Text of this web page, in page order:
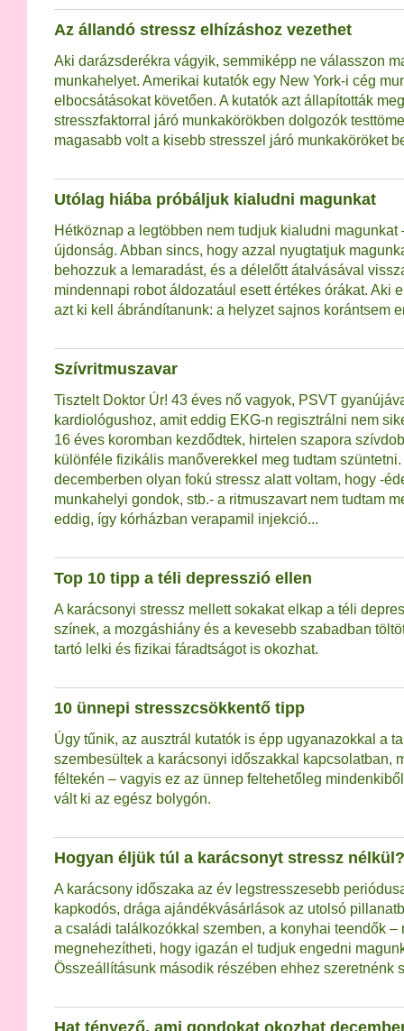
Az állandó stressz elhízáshoz vezethet
Aki darázsderékra vágyik, semmiképp ne válasszon
munkahelyet. Amerikai kutatók egy New York-i cég
elbocsátásokat követően. A kutatók azt állapították
stresszfaktorral járó munkakörökben dolgozók
magasabb volt a kisebb stresszel járó munkaköröket
Utólag hiába próbáljuk kialudni magunkat
Hétköznap a legtöbben nem tudjuk kialudni magunkat
újdonság. Abban sincs, hogy azzal nyugtatjuk
behozzuk a lemaradást, és a délelőtt átalvásával
mindennapi robot áldozatául esett értékes órákat. Aki
azt ki kell ábrándítanunk: a helyzet sajnos korántsem
Szívritmuszavar
Tisztelt Doktor Úr! 43 éves nő vagyok, PSVT
kardiológushoz, amit eddig EKG-n regisztrálni nem
16 éves koromban kezdődtek, hirtelen szapora
különféle fizikális manőverekkel meg tudtam
decemberben olyan fokú stressz alatt voltam, hogy -
munkahelyi gondok, stb.- a ritmuszavart nem tudtam
eddig, így kórházban verapamil injekció...
Top 10 tipp a téli depresszió ellen
A karácsonyi stressz mellett sokakat elkap a téli
színek, a mozgáshiány és a kevesebb szabadban
tartó lelki és fizikai fáradtságot is okozhat.
10 ünnepi stresszcsökkentő tipp
Úgy tűnik, az ausztrál kutatók is épp ugyanazokkal a
szembesültek a karácsonyi időszakkal kapcsolatban,
féltekén – vagyis ez az ünnep feltehetőleg
vált ki az egész bolygón.
Hogyan éljük túl a karácsonyt stressz nélkül?
A karácsony időszaka az év legstresszesebb
kapkodós, drága ajándékvásárlások az utolsó
a családi találkozókkal szemben, a konyhai teendők –
megnehezítheti, hogy igazán el tudjuk engedni
Összeállításunk második részében ehhez szeretnénk
Hat tényező, ami gondokat okozhat